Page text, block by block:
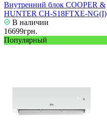
Внутренний блок COOPER &
HUNTER CH-S18FTXE-NG(I)
В наличии
16699грн.
Популярный